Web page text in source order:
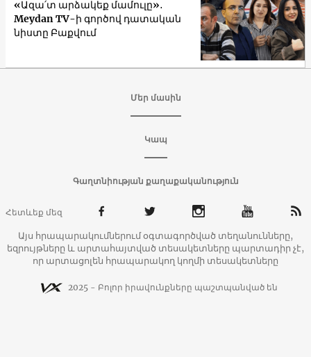
«Ազա՛տ արձակեք մամուլը»․
Meydan TV-ի գործով դատական
նիստը Բաքվում
Մեր մասին
Կապ
Գաղտնիության քաղաքականություն
Հետևեք մեզ
Այս հրապարակումներում օգտագործված տեղանունները,
եզրույթները և արտահայտված տեսակետները պարտադիր չէ,
որ արտացոլեն հրապարակող կողմի տեսակետները
2025 - Բոլոր իրավունքները պաշտպանված են